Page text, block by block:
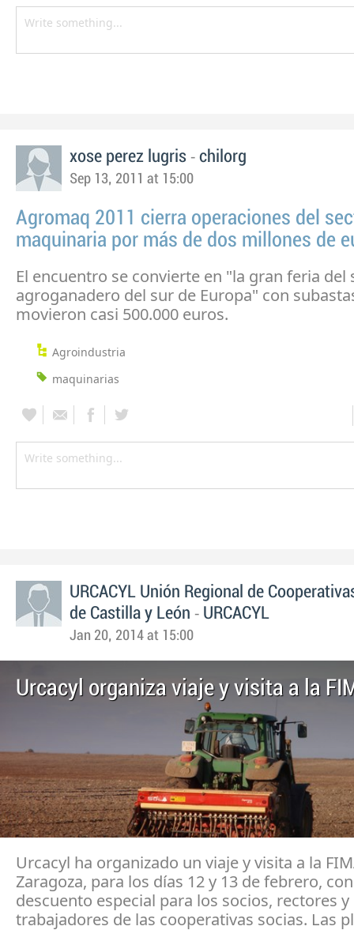
xose perez lugris - chilorg
Sep 13, 2011 at 15:00
Agromaq 2011 cierra operaciones del
maquinaria por más de dos millones de
El encuentro se convierte en "la gran feria del
agroganadero del sur de Europa" con
movieron casi 500.000 euros.
Agroindustria
maquinarias
URCACYL Unión Regional de
de Castilla y León - URCACYL
Jan 20, 2014 at 15:00
Urcacyl organiza viaje y visita a la
Urcacyl ha organizado un viaje y visita a la
Zaragoza, para los días 12 y 13 de febrero,
descuento especial para los socios, rectores y
trabajadores de las cooperativas socias. Las